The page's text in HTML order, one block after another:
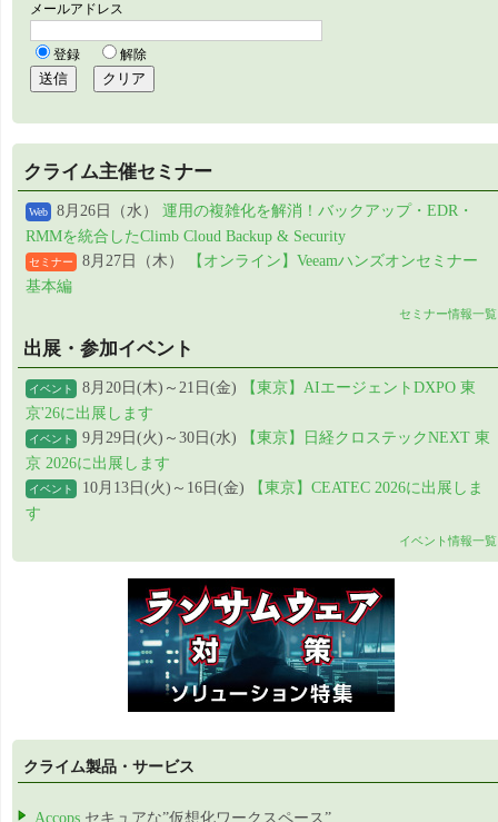
クライム主催セミナー
Web 8月26日（水） 運用の複雑化を解消！バックアップ・EDR・
RMMを統合したClimb Cloud Backup & Security
セミナー 8月27日（木）
【オンライン】Veeamハンズオンセミナー
基本編
セミナー情報一覧
出展・参加イベント
イベント 8月20日(木)～21日(金)
【東京】AIエージェントDXPO 東
京'26に出展します
イベント 9月29日(火)～30日(水)
【東京】日経クロステックNEXT 東
京 2026に出展します
イベント 10月13日(火)～16日(金)
【東京】CEATEC 2026に出展しま
す
イベント情報一覧
クライム製品・サービス
Accops セキュアな”仮想化ワークスペース”